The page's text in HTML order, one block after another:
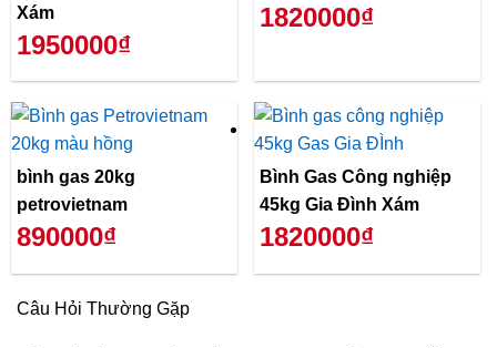
Xám
1950000₫
1820000₫
bình gas 20kg
petrovietnam
890000₫
Bình Gas Công nghiệp
45kg Gia Đình Xám
1820000₫
Câu Hỏi Thường Gặp